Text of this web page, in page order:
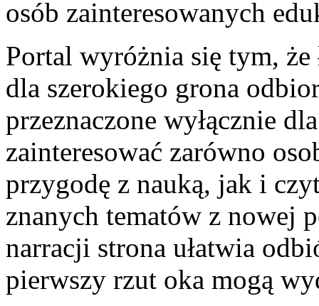
osób zainteresowanych
Portal wyróżnia się tym,
dla szerokiego grona
przeznaczone wyłącznie
zainteresować zarówno
przygodę z nauką, jak i
znanych tematów z nowej
narracji strona ułatwia
pierwszy rzut oka mogą